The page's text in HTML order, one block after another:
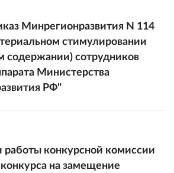
Минрегионразвития N 114
стимулировании
содержании) сотрудников
Министерства
РФ"
работы конкурсной комиссии
на замещение